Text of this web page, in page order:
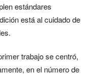
estándares
está al cuidado de
trabajo se centró,
en el número de